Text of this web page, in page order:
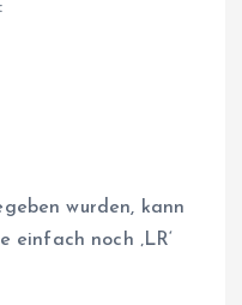
wurden, kann
noch ‚LR‘